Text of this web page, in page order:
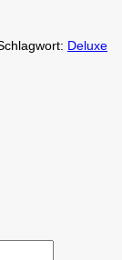
Deluxe